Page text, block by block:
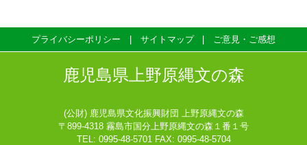
プライバシーポリシー サイトマップ ご意見・ご感想
鹿児島県上野原縄文の森
(公財) 鹿児島県文化振興財団 上野原縄文の森
〒899-4318 霧島市国分上野原縄文の森１番１号
TEL: 0995-48-5701 FAX: 0995-48-5704